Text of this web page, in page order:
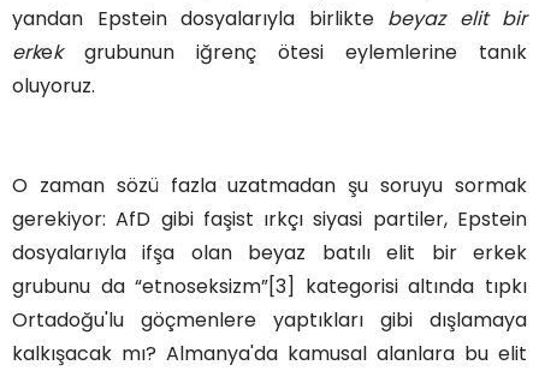
yandan Epstein dosyalarıyla birlikte beyaz elit bir
erkekgrubunun iğrenç ötesi eylemlerine tanık
oluyoruz.
O zaman sözü fazla uzatmadan şu soruyu sormak
gerekiyor: AfD gibi faşist ırkçı siyasi partiler, Epstein
dosyalarıyla ifşa olan beyaz batılı elit bir erkek
grubunu da “etnoseksizm”[3] kategorisi altında tıpkı
Ortadoğu'lu göçmenlere yaptıkları gibi dışlamaya
kalkışacak mı? Almanya'da kamusal alanlara bu elit